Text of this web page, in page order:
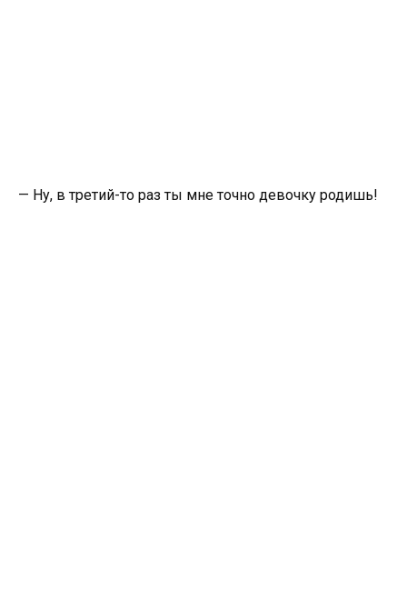
— Ну, в третий-то раз ты мне точно девочку родишь!